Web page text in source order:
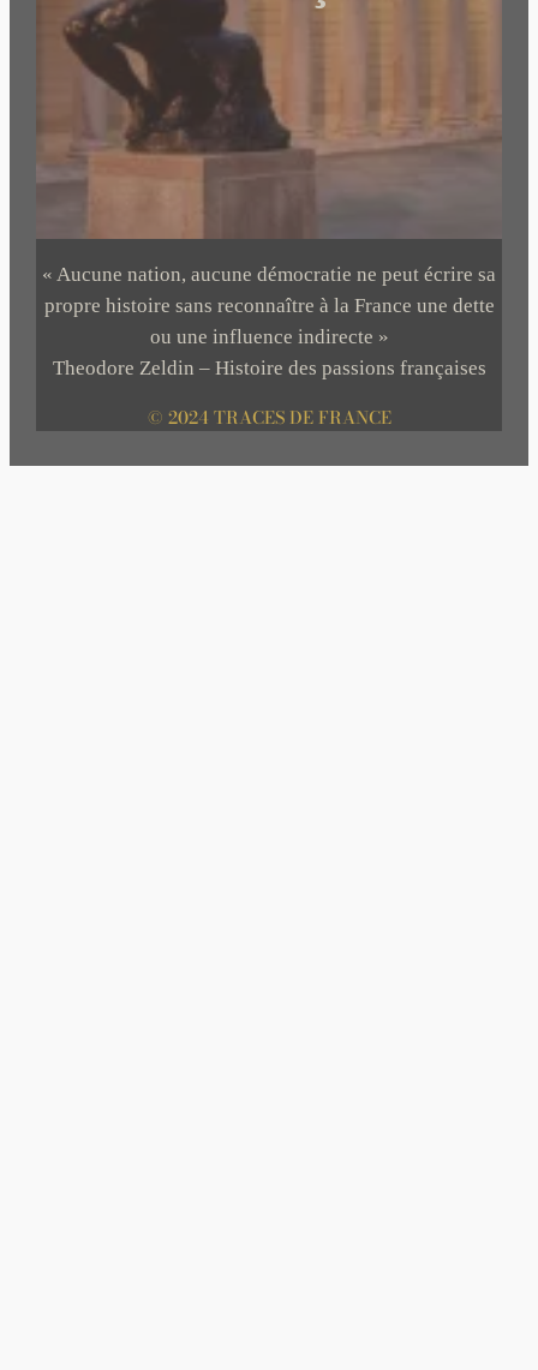
« Aucune nation, aucune démocratie ne peut écrire sa
propre histoire sans reconnaître à la France une dette
ou une influence indirecte »
Theodore Zeldin – Histoire des passions françaises
© 2024 TRACES DE FRANCE